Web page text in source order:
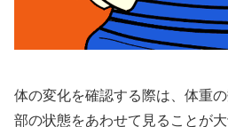
体の変化を確認する際は、体重
部の状態をあわせて見ることが大